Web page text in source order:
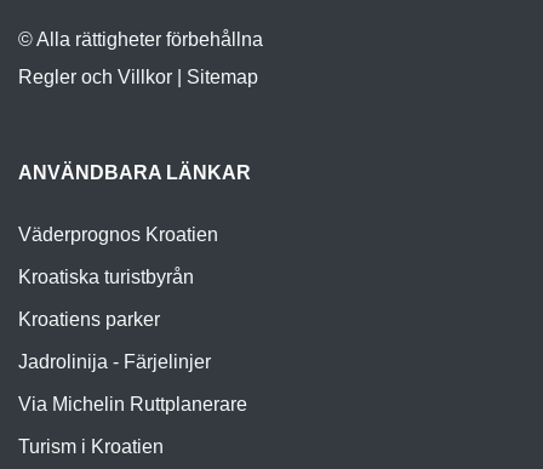
© Alla rättigheter förbehållna
Regler och Villkor
Sitemap
ANVÄNDBARA LÄNKAR
Väderprognos Kroatien
Kroatiska turistbyrån
Kroatiens parker
Jadrolinija - Färjelinjer
Via Michelin Ruttplanerare
Turism i Kroatien